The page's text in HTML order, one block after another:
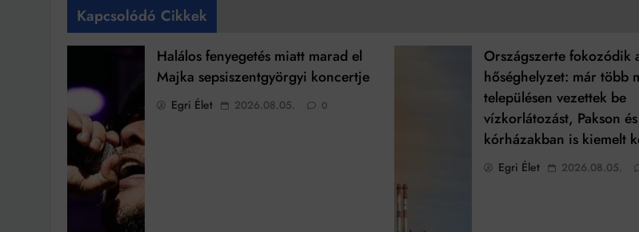
Kapcsolódó Cikkek
Halálos fenyegetés miatt marad el
Majka sepsiszentgyörgyi koncertje
Egri Élet 2026.08.05. 0
Országszerte fokozódik
hőséghelyzet: már több
településen vezettek be
vízkorlátozást, Pakson
kórházakban is kiemelt
Egri Élet 2026.08.05.